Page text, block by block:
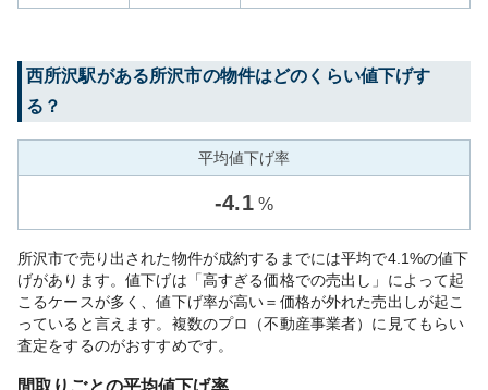
西所沢駅がある所沢市の物件はどのくらい値下げす
る？
平均値下げ率
-4.1 %
所沢市で売り出された物件が成約するまでには平均で4.1%の値下
げがあります。値下げは「高すぎる価格での売出し」によって起
こるケースが多く、値下げ率が高い＝価格が外れた売出しが起こ
っていると言えます。複数のプロ（不動産事業者）に見てもらい
査定をするのがおすすめです。
間取りごとの平均値下げ率